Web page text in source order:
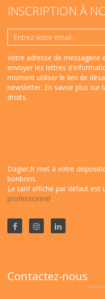
INSCRIPTION À
Votre adresse de messagerie
envoyer les lettres
moment utiliser le lien de
newsletter. En savoir plus sur
droits.
Dagier.fr met à votre
bonbons.
Le tarif affiché par défaut est
professionnel.
Contactez-nous